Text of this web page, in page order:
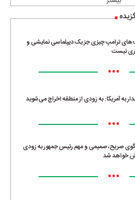
ترامپ چیزی جز یک دیپلماسی نمایشی و
نیست
•••
به آمریکا: به زودی از منطقه اخراج می‌شوید
•••
صریح، صمیمی و مهم رئیس جمهور به زودی
خواهد شد
•••